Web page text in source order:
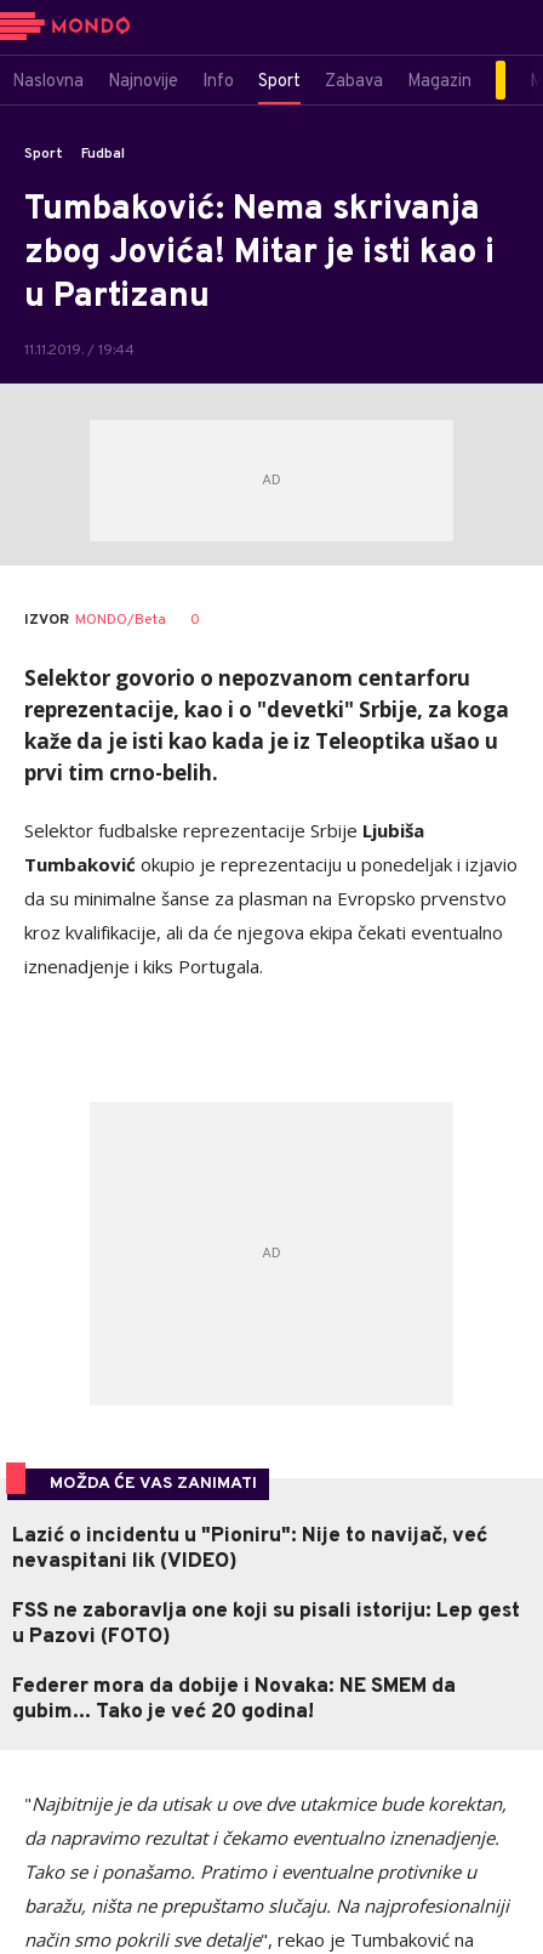
Naslovna Najnovije Info Sport Zabava Magazin
Sport Fudbal
Tumbaković: Nema skrivanja
zbog Jovića! Mitar je isti kao i
u Partizanu
11.11.2019. / 19:44
IZVOR MONDO/Beta 0
Selektor govorio o nepozvanom centarforu
reprezentacije, kao i o "devetki" Srbije, za koga
kaže da je isti kao kada je iz Teleoptika ušao u
prvi tim crno-belih.
Selektor fudbalske reprezentacije Srbije Ljubiša
Tumbaković okupio je reprezentaciju u ponedeljak i izjavio
da su minimalne šanse za plasman na Evropsko prvenstvo
kroz kvalifikacije, ali da će njegova ekipa čekati eventualno
iznenadjenje i kiks Portugala.
MOŽDA ĆE VAS ZANIMATI
Lazić o incidentu u "Pioniru": Nije to navijač, već
nevaspitani lik (VIDEO)
FSS ne zaboravlja one koji su pisali istoriju: Lep gest
u Pazovi (FOTO)
Federer mora da dobije i Novaka: NE SMEM da
gubim... Tako je već 20 godina!
"Najbitnije je da utisak u ove dve utakmice bude korektan,
da napravimo rezultat i čekamo eventualno iznenadjenje.
Tako se i ponašamo. Pratimo i eventualne protivnike u
baražu, ništa ne prepuštamo slučaju. Na najprofesionalniji
način smo pokrili sve detalje", rekao je Tumbaković na